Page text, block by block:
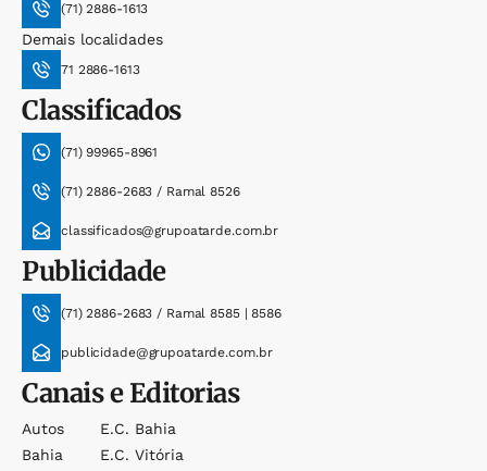
(71) 2886-1613
Demais localidades
71 2886-1613
Classificados
(71) 99965-8961
(71) 2886-2683 / Ramal 8526
classificados@grupoatarde.com.br
Publicidade
(71) 2886-2683 / Ramal 8585 | 8586
publicidade@grupoatarde.com.br
Canais e Editorias
Autos
Bahia
E.c. Bahia
E.c. Vitória